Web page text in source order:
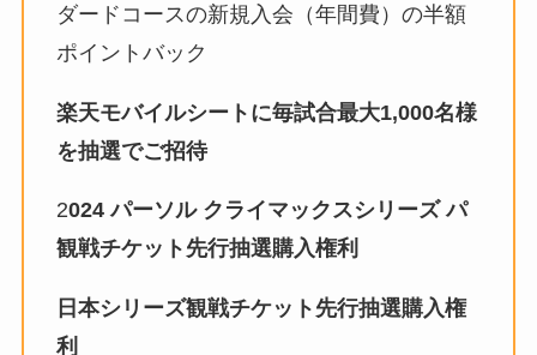
ダードコースの新規入会（年間費）の半額
ポイントバック
楽天モバイルシートに毎試合最大1,000名様
を抽選でご招待
2024 パーソル クライマックスシリーズ パ
観戦チケット先行抽選購入権利
日本シリーズ観戦チケット先行抽選購入権
利